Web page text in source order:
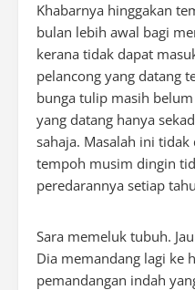
Khabarnya hinggakan
bulan lebih awal bagi
kerana tidak dapat
pelancong yang datang
bunga tulip masih
yang datang hanya
sahaja. Masalah ini
tempoh musim dingin
peredarannya setiap
Sara memeluk tubuh.
Dia memandang lagi ke
pemandangan indah